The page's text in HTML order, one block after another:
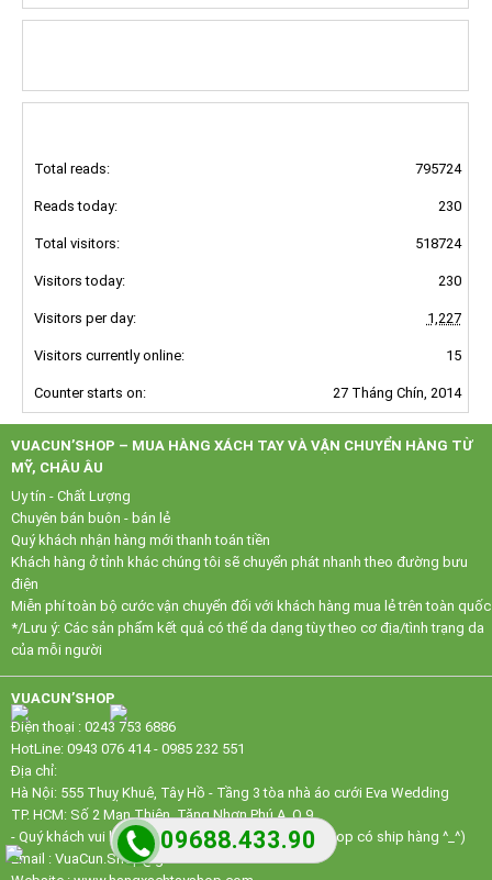
09688.433.90
795724
Total reads:
230
Reads today:
518724
Total visitors:
230
Visitors today:
1,227
Visitors per day:
15
Visitors currently online:
27 Tháng Chín, 2014
Counter starts on:
VUACUN’SHOP – MUA HÀNG XÁCH TAY VÀ VẬN CHUYỂN HÀNG TỪ
MỸ, CHÂU ÂU
Uy tín - Chất Lượng
Chuyên bán buôn - bán lẻ
Quý khách nhận hàng mới thanh toán tiền
Khách hàng ở tỉnh khác chúng tôi sẽ chuyển phát nhanh theo đường bưu
điện
Miễn phí toàn bộ cước vận chuyển đối với khách hàng mua lẻ trên toàn quốc
*/Lưu ý: Các sản phẩm kết quả có thể da dạng tùy theo cơ địa/tình trạng da
của mỗi người
VUACUN’SHOP
Điện thoại : 0243 753 6886
HotLine: 0943 076 414 - 0985 232 551
Địa chỉ:
Hà Nội: 555 Thuỵ Khuê, Tây Hồ - Tầng 3 tòa nhà áo cưới Eva Wedding
TP. HCM: Số 2 Man Thiện, Tăng Nhơn Phú A, Q.9
- Quý khách vui lòng gọi điện thoại trước khi đến, shop có ship hàng ^_^)
Email : VuaCun.Shop@gmail.com